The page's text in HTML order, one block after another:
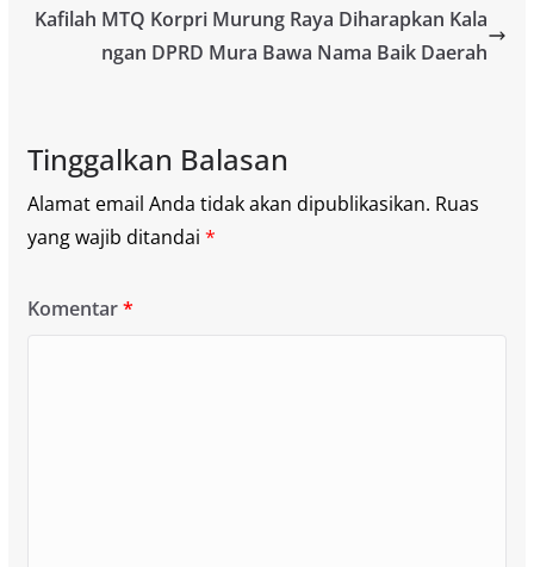
Kafilah MTQ Korpri Murung Raya Diharapkan Kala
ngan DPRD Mura Bawa Nama Baik Daerah
Tinggalkan Balasan
Alamat email Anda tidak akan dipublikasikan. Ruas
yang wajib ditandai *
Komentar*